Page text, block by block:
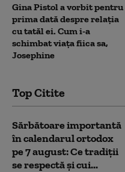
Gina Pistol a vorbit pentru
prima dată despre relația
cu tatăl ei. Cum i-a
schimbat viața fiica sa,
Josephine
Top Citite
Sărbătoare importantă
în calendarul ortodox
pe 7 august: Ce tradiții
se respectă și cui...